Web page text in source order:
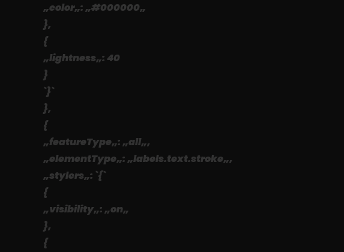
„color„: „#000000„
},
{
„lightness„: 40
}
`}`
},
{
„featureType„: „all„,
„elementType„: „labels.text.stroke„,
„stylers„: `{`
{
„visibility„: „on„
},
{